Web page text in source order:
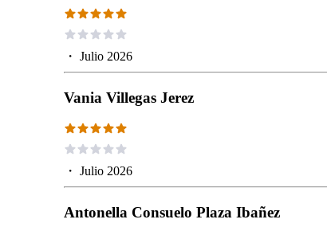
・ Julio 2026
Vania Villegas Jerez
・ Julio 2026
Antonella Consuelo Plaza Ibañez